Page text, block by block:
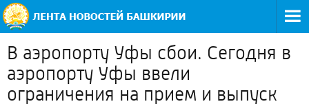
В аэропорту Уфы сбои. Сегодня в
аэропорту Уфы ввели
ограничения на прием и выпуск